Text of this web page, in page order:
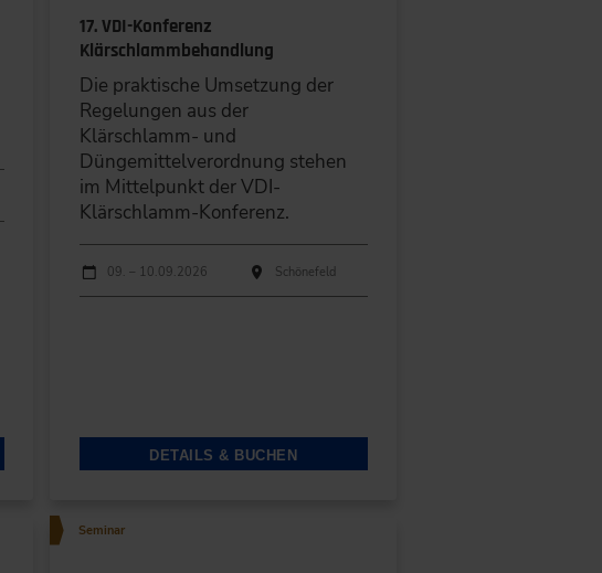
17. VDI-Konferenz
Klärschlammbehandlung
Die praktische Umsetzung der
Regelungen aus der
Klärschlamm- und
Düngemittelverordnung stehen
im Mittelpunkt der VDI-
Klärschlamm-Konferenz.
Durchführungen
Veranstaltungsdatum Veranstaltungsort
09. – 10.09.2026 Schönefeld
DETAILS & BUCHEN
Seminar